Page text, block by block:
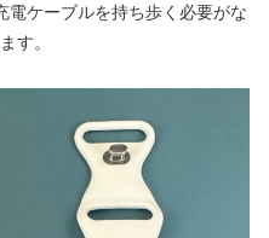
電ケーブルを持ち歩く必要がな
す。